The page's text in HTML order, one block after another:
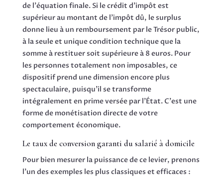
de l'équation finale. Si le crédit d'impôt est
supérieur au montant de l’impôt dû, le surplus
donne lieu à un remboursement par le Trésor public,
à la seule et unique condition technique que la
somme à restituer soit supérieure à 8 euros. Pour
les personnes totalement non imposables, ce
dispositif prend une dimension encore plus
spectaculaire, puisqu'il se transforme
intégralement en prime versée par l'État. C'est une
forme de monétisation directe de votre
comportement économique.
Le taux de conversion garanti du salarié à domicile
Pour bien mesurer la puissance de ce levier, prenons
l'un des exemples les plus classiques et efficaces :